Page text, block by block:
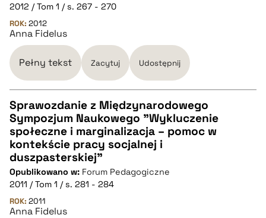
pobierz cytat
BIBTEX
pobierz cytat
2012 / Tom 1 / s. 267 - 270
ROK: 2012
Anna Fidelus
Pełny tekst Zacytuj Udostępnij
CZYSTY TEKST
pobierz cytat
BIBTEX
Sprawozdanie z Międzynarodowego
Sympozjum Naukowego "Wykluczenie
społeczne i marginalizacja – pomoc w
kontekście pracy socjalnej i
duszpasterskiej"
Opublikowano w: Forum Pedagogiczne
2011 / Tom 1 / s. 281 - 284
ROK: 2011
Anna Fidelus